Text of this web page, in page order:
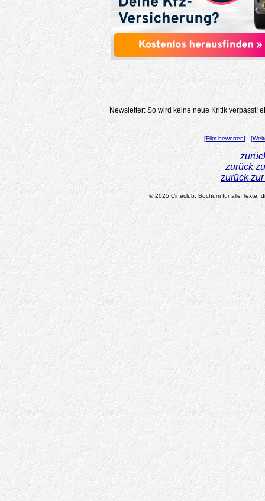
Newsletter: So wird keine neue Kritik verpasst!
[Film bewerten] -
zurück
zurück
© 2025 Cineclub, Bochum für alle Texte,